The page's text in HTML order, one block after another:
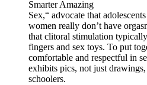
Smarter Amazing
Sex,“ advocate that
women really don’t have
that clitoral stimulation
fingers and sex toys. To put
comfortable and respectful in
exhibits pics, not just
schoolers.